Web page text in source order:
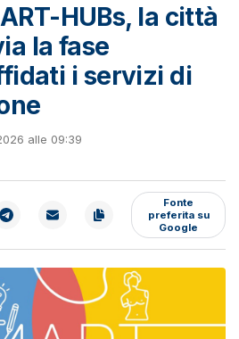
HUBs, la città
la fase
i servizi di
alle 09:39
Fonte
preferita su
Google